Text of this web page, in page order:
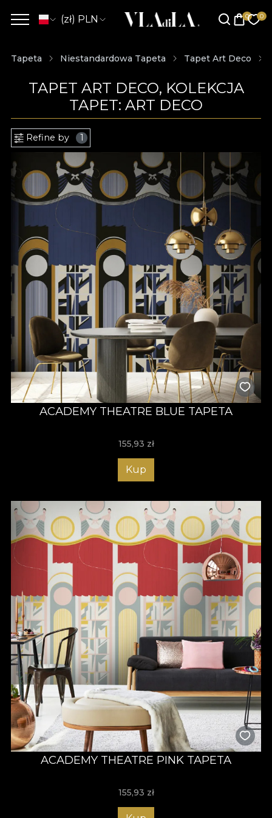
(zł) PLN
Tapeta Niestandardowa Tapeta Tapet Art Deco
TAPET ART DECO, KOLEKCJA
TAPET: ART DECO
Refine by 1
ACADEMY THEATRE BLUE TAPETA
155,93 zł
Kup
ACADEMY THEATRE PINK TAPETA
155,93 zł